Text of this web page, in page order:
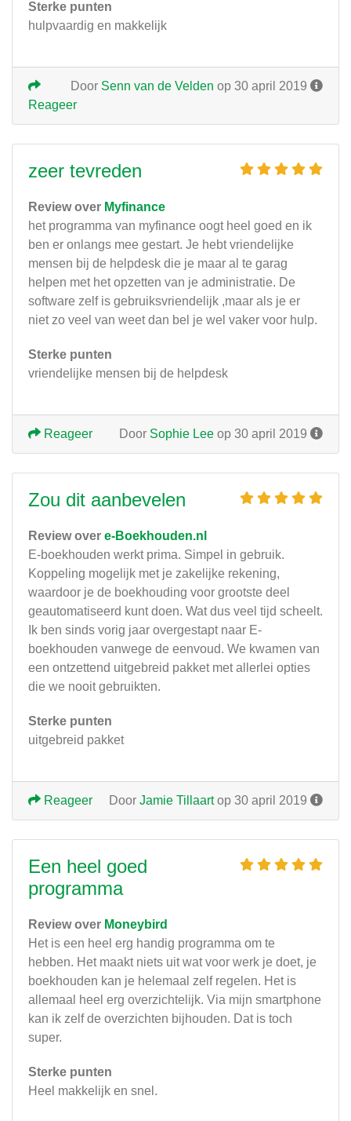
Sterke punten
hulpvaardig en makkelijk
Door Senn van de Velden op 30 april 2019
Reageer
zeer tevreden
Review over Myfinance
het programma van myfinance oogt heel goed en ik
ben er onlangs mee gestart. Je hebt vriendelijke
mensen bij de helpdesk die je maar al te garag
helpen met het opzetten van je administratie. De
software zelf is gebruiksvriendelijk ,maar als je er
niet zo veel van weet dan bel je wel vaker voor hulp.
Sterke punten
vriendelijke mensen bij de helpdesk
Door Sophie Lee op 30 april 2019
Reageer
Zou dit aanbevelen
Review over e-Boekhouden.nl
E-boekhouden werkt prima. Simpel in gebruik.
Koppeling mogelijk met je zakelijke rekening,
waardoor je de boekhouding voor grootste deel
geautomatiseerd kunt doen. Wat dus veel tijd scheelt.
Ik ben sinds vorig jaar overgestapt naar E-
boekhouden vanwege de eenvoud. We kwamen van
een ontzettend uitgebreid pakket met allerlei opties
die we nooit gebruikten.
Sterke punten
uitgebreid pakket
Door Jamie Tillaartop 30 april 2019
Reageer
Een heel goed
programma
Review over Moneybird
Het is een heel erg handig programma om te
hebben. Het maakt niets uit wat voor werk je doet, je
boekhouden kan je helemaal zelf regelen. Het is
allemaal heel erg overzichtelijk. Via mijn smartphone
kan ik zelf de overzichten bijhouden. Dat is toch
super.
Sterke punten
Heel makkelijk en snel.